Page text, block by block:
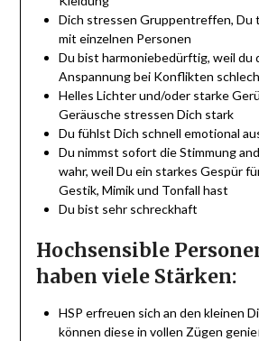
Dich stressen Gruppentreffen, Du
mit einzelnen Personen
Du bist harmoniebedürftig, weil du
Anspannung bei Konflikten
Helles Lichter und/oder starke
Geräusche stressen Dich stark
Du fühlst Dich schnell emotional
Du nimmst sofort die Stimmung
wahr, weil Du ein starkes Gespür
Gestik, Mimik und Tonfall hast
Du bist sehr schreckhaft
Hochsensible
haben viele Stärken:
HSP erfreuen sich an den kleinen
können diese in vollen Zügen